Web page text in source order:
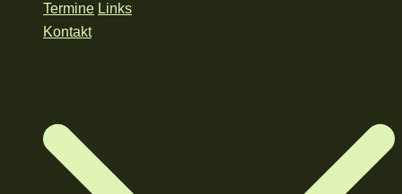
Termine Links
Kontakt